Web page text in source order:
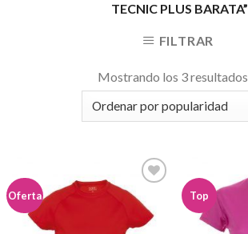
TECNIC PLUS BARATA”
FILTRAR
Mostrando los 3 resultados
Oferta
Añadir
a la
lista de
deseos
Top